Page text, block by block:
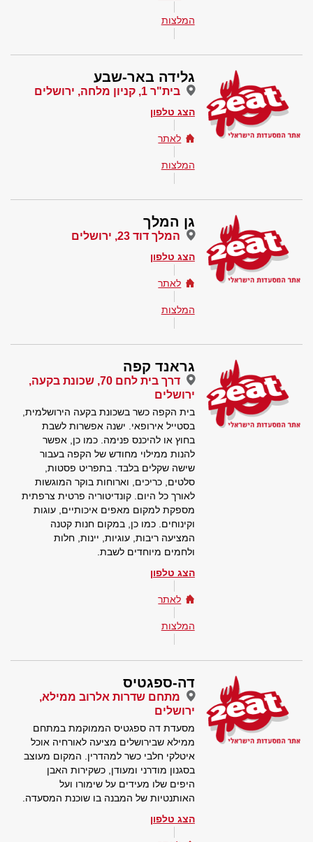
המלצות
גלידה באר-שבע
בית"ר 1, קניון מלחה, ירושלים
הצג טלפון
לאתר
המלצות
גן המלך
המלך דוד 23, ירושלים
הצג טלפון
לאתר
המלצות
גראנד קפה
דרך בית לחם 70, שכונת בקעה,
ירושלים
בית הקפה כשר בשכונת בקעה הירושלמית,
בסטייל אירופאי. ישנה אפשרות לשבת
בחוץ או להיכנס פנימה. כמו כן, אפשר
להנות ממילוי מחודש של הקפה בעבור
שישה שקלים בלבד. בתפריט פסטות,
סלטים, כריכים, וארוחות בוקר המוגשות
לאורך כל היום. קונדיטוריה פרטית צרפתית
מספקת למקום מאפים איכותיים, עוגות
וקינוחים. כמו כן, במקום חנות קטנה
המציעה ריבות, עוגיות, יינות, חלות
ולחמים מיוחדים לשבת.
הצג טלפון
לאתר
המלצות
דה-ספגטיס
מתחם שדרות אלרוב ממילא,
ירושלים
מסעדת דה ספגטיס הממוקמת במתחם
ממילא שבירושלים מציעה לאורחיה אוכל
איטלקי חלבי כשר למהדרין. המקום מעוצב
בסגנון מודרני ומעודן, כשקירות האבן
היפים שלו מעידים על שימורו ועל
האותנטיות של המבנה בו שוכנת המסעדה.
הצג טלפון